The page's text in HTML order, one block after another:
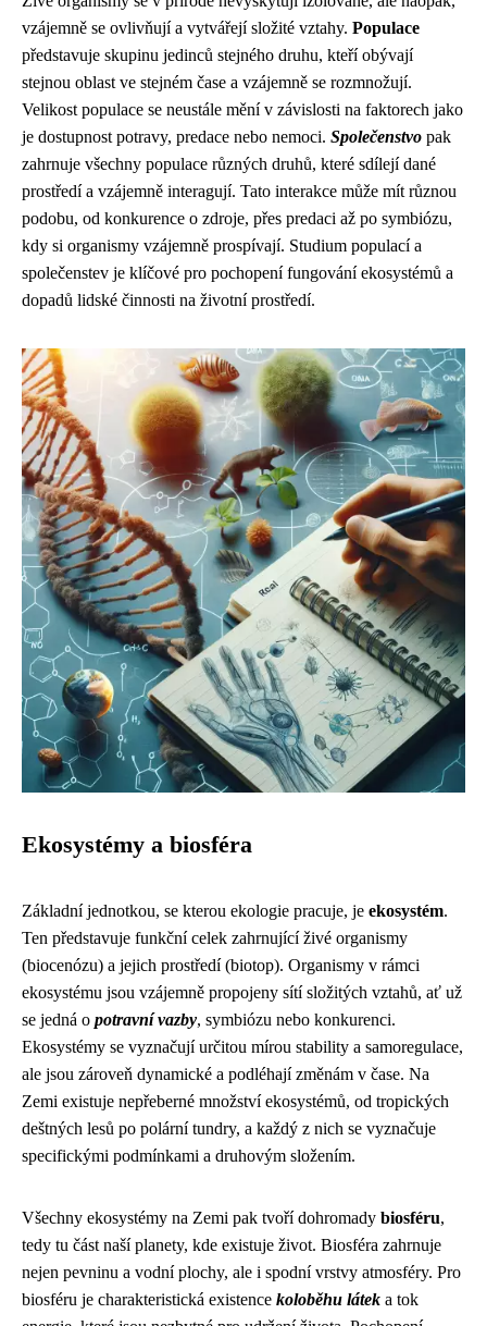
vzájemně se ovlivňují a vytvářejí složité vztahy. Populace
představuje skupinu jedinců stejného druhu, kteří obývají
stejnou oblast ve stejném čase a vzájemně se rozmnožují.
Velikost populace se neustále mění v závislosti na faktorech jako
je dostupnost potravy, predace nebo nemoci. Společenstvo pak
zahrnuje všechny populace různých druhů, které sdílejí dané
prostředí a vzájemně interagují. Tato interakce může mít různou
podobu, od konkurence o zdroje, přes predaci až po symbiózu,
kdy si organismy vzájemně prospívají. Studium populací a
společenstev je klíčové pro pochopení fungování ekosystémů a
dopadů lidské činnosti na životní prostředí.
Ekosystémy a biosféra
Základní jednotkou, se kterou ekologie pracuje, je ekosystém.
Ten představuje funkční celek zahrnující živé organismy
(biocenózu) a jejich prostředí (biotop). Organismy v rámci
ekosystému jsou vzájemně propojeny sítí složitých vztahů, ať už
se jedná o potravní vazby, symbiózu nebo konkurenci.
Ekosystémy se vyznačují určitou mírou stability a samoregulace,
ale jsou zároveň dynamické a podléhají změnám v čase. Na
Zemi existuje nepřeberné množství ekosystémů, od tropických
deštných lesů po polární tundry, a každý z nich se vyznačuje
specifickými podmínkami a druhovým složením.
Všechny ekosystémy na Zemi pak tvoří dohromady biosféru,
tedy tu část naší planety, kde existuje život. Biosféra zahrnuje
nejen pevninu a vodní plochy, ale i spodní vrstvy atmosféry. Pro
biosféru je charakteristická existence koloběhu látek a tok